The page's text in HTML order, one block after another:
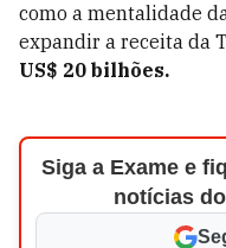
como a mentalidade
expandir a receita da
US$ 20 bilhões.
Siga a Exame e
notícias